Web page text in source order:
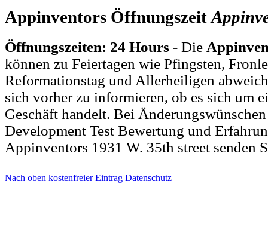
Appinventors Öffnungszeit
Öffnungszeiten: 24 Hours - Die
können zu Feiertagen wie Pfingsten,
Reformationstag und Allerheiligen
sich vorher zu informieren, ob es sich um
Geschäft handelt. Bei
Development Test Bewertung und
Appinventors 1931 W. 35th street senden
Nach oben kostenfreier Eintrag Datenschutz